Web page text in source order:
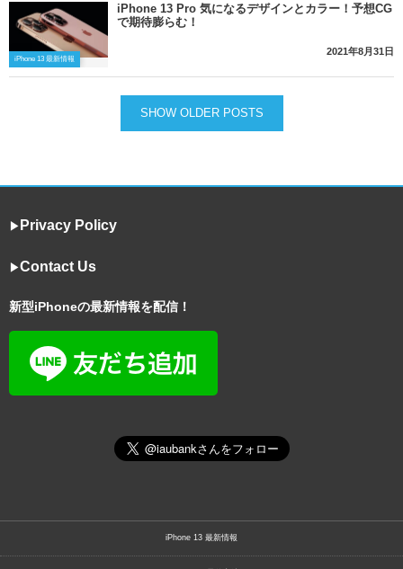
iPhone 13 最新情報
iPhone 13 Pro 気になるデザインとカラー！予想CG
で期待膨らむ！
2021年8月31日
SHOW OLDER POSTS
▶︎ Privacy Policy
▶︎Contact Us
新型iPhoneの最新情報を配信！
iPhone 13 最新情報